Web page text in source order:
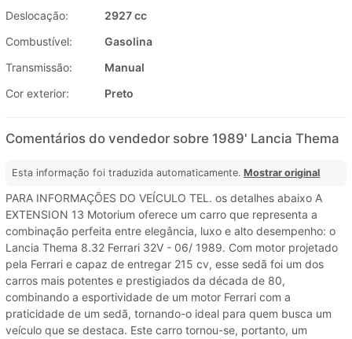
Deslocação:
2927 cc
Combustível:
Gasolina
Transmissão:
Manual
Cor exterior:
Preto
Comentários do vendedor sobre 1989' Lancia Thema
Esta informação foi traduzida automaticamente. Mostrar original
PARA INFORMAÇÕES DO VEÍCULO TEL. os detalhes abaixo A
EXTENSION 13 Motorium oferece um carro que representa a
combinação perfeita entre elegância, luxo e alto desempenho: o
Lancia Thema 8.32 Ferrari 32V - 06/ 1989. Com motor projetado
pela Ferrari e capaz de entregar 215 cv, esse sedã foi um dos
carros mais potentes e prestigiados da década de 80,
combinando a esportividade de um motor Ferrari com a
praticidade de um sedã, tornando-o ideal para quem busca um
veículo que se destaca. Este carro tornou-se, portanto, um